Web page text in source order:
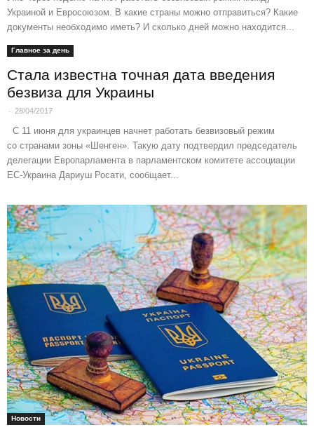
Украиной и Евросоюзом. В какие страны можно отправиться? Какие
документы необходимо иметь? И сколько дней можно находится...
Главное за день
Стала известна точная дата введения
безвиза для Украины
- 28/04/2017
С 11 июня для украинцев начнет работать безвизовый режим
со странами зоны «Шенген». Такую дату подтвердил председатель
делегации Европарламента в парламентском комитете ассоциации
ЕС-Украина Дариуш Росати, сообщает...
Новости